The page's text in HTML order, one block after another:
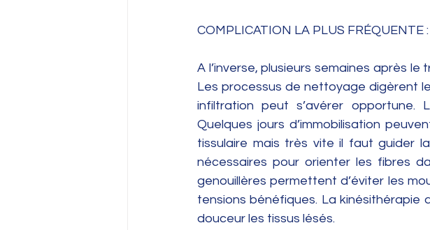
COMPLICATION LA PLUS FRÉQUENTE
A l’inverse, plusieurs semaines après le
Les processus de nettoyage digèrent
infiltration peut s’avérer opportune.
Quelques jours d’immobilisation
tissulaire mais très vite il faut guider
nécessaires pour orienter les fibres
genouillères permettent d’éviter les
tensions bénéfiques. La
douceur les tissus lésés.